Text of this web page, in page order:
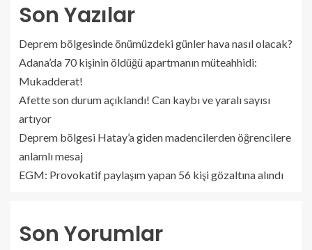
Son Yazılar
Deprem bölgesinde önümüzdeki günler hava nasıl olacak?
Adana’da 70 kişinin öldüğü apartmanın müteahhidi:
Mukadderat!
Afette son durum açıklandı! Can kaybı ve yaralı sayısı
artıyor
Deprem bölgesi Hatay’a giden madencilerden öğrencilere
anlamlı mesaj
EGM: Provokatif paylaşım yapan 56 kişi gözaltına alındı
Son Yorumlar